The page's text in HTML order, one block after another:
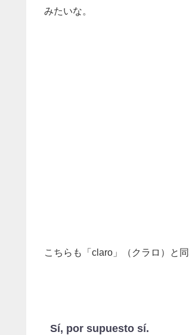
みたいな。
こちらも「claro」（クラロ）と
Sí, por supuesto sí.